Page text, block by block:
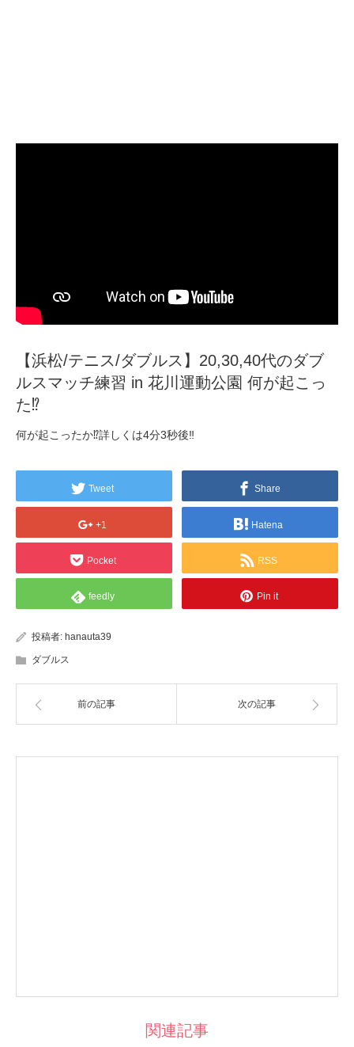
【浜松/テニス/ダブルス】20,30,40代のダブ
ルスマッチ練習 in 花川運動公園 何が起こっ
た⁉️
何が起こったか⁉️詳しくは4分3秒後‼️
Tweet Share
+1 Hatena
Pocket RSS
feedly Pin it
投稿者: hanauta39
ダブルス
前の記事 次の記事
関連記事